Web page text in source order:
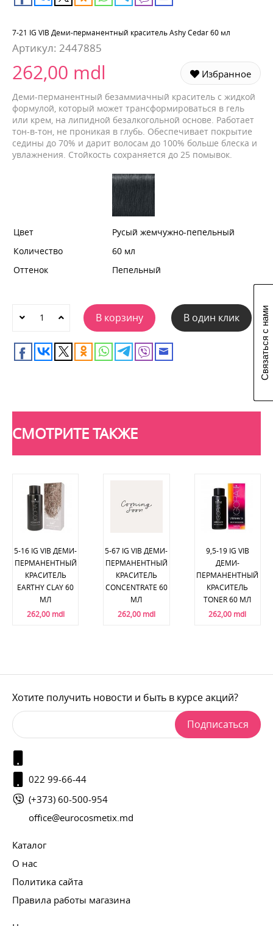
Связаться с нами
7-21 IG VIB Деми-перманентный краситель Ashy Cedar 60 мл
Артикул: 2447885
262,00 mdl Избранное
Деми-перманентный безаммиачный краситель с жидкой
формулой, который может трансформироваться в гель
или крем, на липидной безалкогольной основе. Работает
тон-в-тон, не проникая в глубь. Обеспечивает покрытие
седины до 70% и дарит волосам до 100% больше блеска и
увлажнения. Стойкость сохраняется до 25 помывок.
Цвет
Русый жемчужно-пепельный
Количество
60 мл
Оттенок
Пепельный
В корзину В один клик
СМОТРИТЕ ТАКЖЕ
5-16 IG VIB ДЕМИ-
ПЕРМАНЕНТНЫЙ
КРАСИТЕЛЬ
EARTHY CLAY 60
МЛ
262,00 mdl
5-67 IG VIB ДЕМИ-
ПЕРМАНЕНТНЫЙ
КРАСИТЕЛЬ
CONCENTRATE 60
МЛ
262,00 mdl
9,5-19 IG VIB
ДЕМИ-
ПЕРМАНЕНТНЫЙ
КРАСИТЕЛЬ
TONER 60 МЛ
262,00 mdl
Хотите получить новости и быть в курсе акций?
Подписаться
022 99-66-44
(+373) 60-500-954
office@eurocosmetix.md
Каталог
О нас
Политика сайта
Правила работы магазина